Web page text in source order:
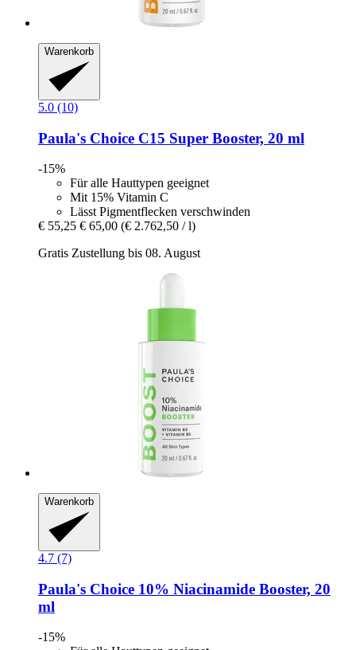
Warenkorb
5.0 (10)
Paula's Choice C15 Super Booster, 20 ml
-15%
Für alle Hauttypen geeignet
Mit 15% Vitamin C
Lässt Pigmentflecken verschwinden
€ 55,25 € 65,00 (€ 2.762,50 / l)
Gratis Zustellung bis 08. August
Warenkorb
4.7 (7)
Paula's Choice 10% Niacinamide Booster, 20
ml
-15%